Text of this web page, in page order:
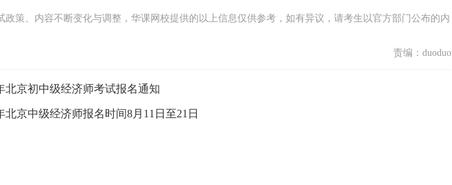
政策、内容不断变化与调整，华课网校提供的以上信息仅供参考，如有异议，请考生以官方部门公布的内
责编：duoduo
北京初中级经济师考试报名通知
北京中级经济师报名时间8月11日至21日